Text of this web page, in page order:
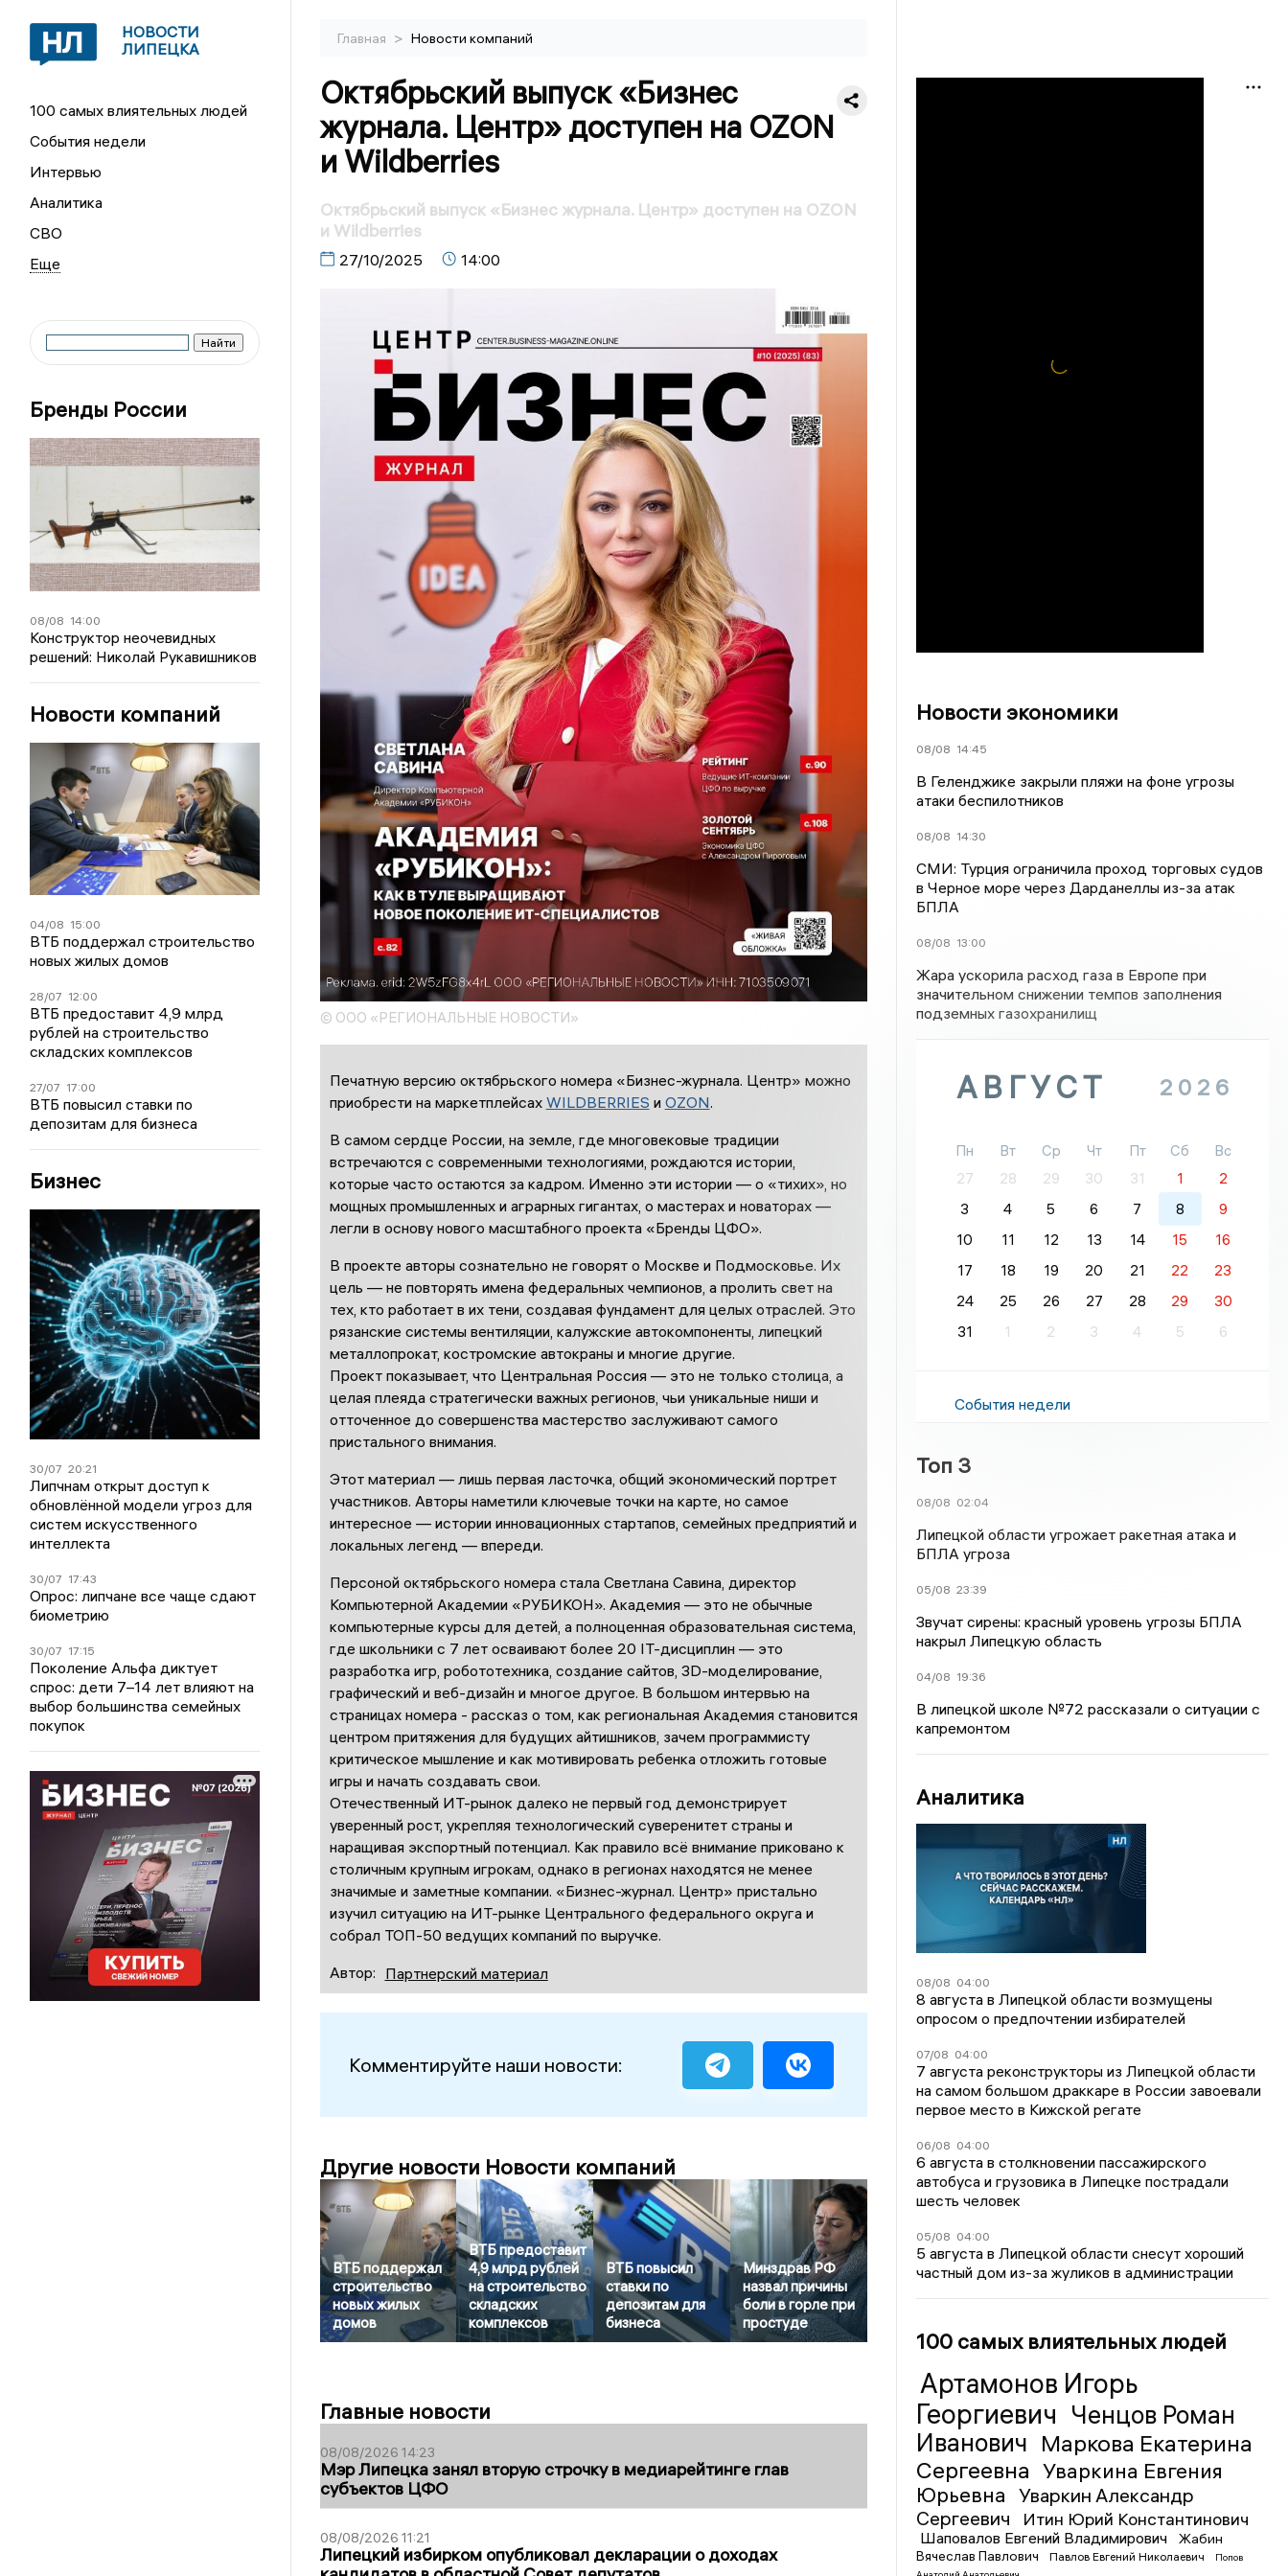
НОВОСТИ
ЛИПЕЦКА
100 самых влиятельных людей
События недели
Интервью
Аналитика
СВО
Бренды России
08/08 14:00
Конструктор неочевидных
решений: Николай Рукавишников
Новости компаний
04/08 15:00
ВТБ поддержал строительство
новых жилых домов
28/07 12:00
ВТБ предоставит 4,9 млрд
рублей на строительство
складских комплексов
27/07 17:00
ВТБ повысил ставки по
депозитам для бизнеса
Бизнес
30/07 20:21
Липчнам открыт доступ к
обновлённой модели угроз для
систем искусственного
интеллекта
30/07 17:43
Опрос: липчане все чаще сдают
биометрию
30/07 17:15
Поколение Альфа диктует
спрос: дети 7–14 лет влияют на
выбор большинства семейных
покупок
Главная > Новости компаний
Октябрьский выпуск «Бизнес
журнала. Центр» доступен на OZON
и Wildberries
Октябрьский выпуск «Бизнес журнала. Центр» доступен на OZON
и Wildberries
27/10/2025 14:00
© ООО «РЕГИОНАЛЬНЫЕ НОВОСТИ»
Печатную версию октябрьского номера «Бизнес-журнала. Центр» можно
приобрести на маркетплейсах WILDBERRIES и OZON.
В самом сердце России, на земле, где многовековые традиции
встречаются с современными технологиями, рождаются истории,
которые часто остаются за кадром. Именно эти истории — о «тихих», но
мощных промышленных и аграрных гигантах, о мастерах и новаторах —
легли в основу нового масштабного проекта «Бренды ЦФО».
В проекте авторы сознательно не говорят о Москве и Подмосковье. Их
цель — не повторять имена федеральных чемпионов, а пролить свет на
тех, кто работает в их тени, создавая фундамент для целых отраслей. Это
рязанские системы вентиляции, калужские автокомпоненты, липецкий
металлопрокат, костромские автокраны и многие другие.
Проект показывает, что Центральная Россия — это не только столица, а
целая плеяда стратегически важных регионов, чьи уникальные ниши и
отточенное до совершенства мастерство заслуживают самого
пристального внимания.
Этот материал — лишь первая ласточка, общий экономический портрет
участников. Авторы наметили ключевые точки на карте, но самое
интересное — истории инновационных стартапов, семейных предприятий и
локальных легенд — впереди.
Персоной октябрьского номера стала Светлана Савина, директор
Компьютерной Академии «РУБИКОН». Академия — это не обычные
компьютерные курсы для детей, а полноценная образовательная система,
где школьники с 7 лет осваивают более 20 IT-дисциплин — это
разработка игр, робототехника, создание сайтов, 3D-моделирование,
графический и веб-дизайн и многое другое. В большом интервью на
страницах номера - рассказ о том, как региональная Академия становится
центром притяжения для будущих айтишников, зачем программисту
критическое мышление и как мотивировать ребенка отложить готовые
игры и начать создавать свои.
Отечественный ИТ-рынок далеко не первый год демонстрирует
уверенный рост, укрепляя технологический суверенитет страны и
наращивая экспортный потенциал. Как правило всё внимание приковано к
столичным крупным игрокам, однако в регионах находятся не менее
значимые и заметные компании. «Бизнес-журнал. Центр» пристально
изучил ситуацию на ИТ-рынке Центрального федерального округа и
собрал ТОП-50 ведущих компаний по выручке.
Автор: Партнерский материал
Комментируйте наши новости:
Другие новости Новости компаний
ВТБ поддержал
строительство
новых жилых
домов
ВТБ предоставит
4,9 млрд рублей
на строительство
складских
комплексов
ВТБ повысил
ставки по
депозитам для
бизнеса
Минздрав РФ
назвал причины
боли в горле при
простуде
Главные новости
08/08/2026 14:23
Мэр Липецка занял вторую строчку в медиарейтинге глав
субъектов ЦФО
08/08/2026 11:21
Липецкий избирком опубликовал декларации о доходах
Новости экономики
08/08 14:45
В Геленджике закрыли пляжи на фоне угрозы
атаки беспилотников
08/08 14:30
СМИ: Турция ограничила проход торговых судов
в Черное море через Дарданеллы из-за атак
БПЛА
08/08 13:00
Жара ускорила расход газа в Европе при
значительном снижении темпов заполнения
подземных газохранилищ
АВГУСТ 2026
Пн Вт Ср Чт Пт Сб
Вс
27
28 29 30 31 1
2
3
4 5 6 7 8
9
10
11 12 13 14 15
16
17
18 19 20 21 22
23
24
25 26 27 28 29
30
31
1 2 3 4 5 6
События недели
Топ 3
08/08 02:04
Липецкой области угрожает ракетная атака и
БПЛА угроза
05/08 23:39
Звучат сирены: красный уровень угрозы БПЛА
накрыл Липецкую область
04/08 19:36
В липецкой школе №72 рассказали о ситуации с
капремонтом
Аналитика
08/08 04:00
8 августа в Липецкой области возмущены
опросом о предпочтении избирателей
07/08 04:00
7 августа реконструкторы из Липецкой области
на самом большом драккаре в России завоевали
первое место в Кижской регате
06/08 04:00
6 августа в столкновении пассажирского
автобуса и грузовика в Липецке пострадали
шесть человек
05/08 04:00
5 августа в Липецкой области снесут хороший
частный дом из-за жуликов в администрации
100 самых влиятельных людей
Артамонов Игорь
Георгиевич Ченцов Роман
Иванович Маркова Екатерина
Сергеевна Уваркина Евгения
Юрьевна
Уваркин Александр
Сергеевич
Итин Юрий Константинович
Шаповалов Евгений Владимирович
Жабин
Вячеслав Павлович
Павлов Евгений Николаевич
Попов